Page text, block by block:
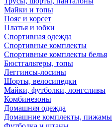
Майки и топы
Пояс и корсет
Платья и юбки
Спортивная одежда
Спортивные комплекты
Спортивные комплекты белья
Бюстгальтеры, топы
Леггинсы-лосины
Шорты, велосипедки
Майки, футболки, лонгсливы
Комбинезоны
Домашняя одежда
Домашние комплекты, пижамы